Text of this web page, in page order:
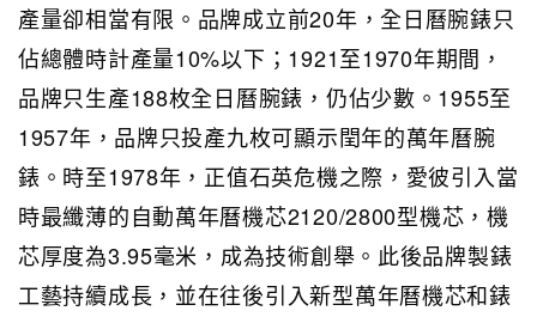
產量卻相當有限。品牌成立前20年，全日曆腕錶只
佔總體時計產量10%以下；1921至1970年期間，
品牌只生產188枚全日曆腕錶，仍佔少數。1955至
1957年，品牌只投產九枚可顯示閏年的萬年曆腕
錶。時至1978年，正值石英危機之際，愛彼引入當
時最纖薄的自動萬年曆機芯2120/2800型機芯，機
芯厚度為3.95毫米，成為技術創舉。此後品牌製錶
工藝持續成長，並在往後引入新型萬年曆機芯和錶